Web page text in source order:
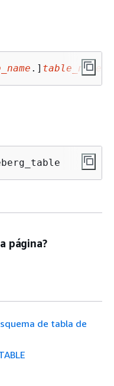
.] table_name
página?
de tabla de